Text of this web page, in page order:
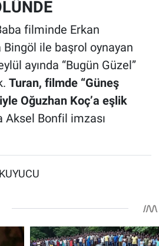
filminde Erkan
ile başrol oynayan
ayında “Bugün Güzel”
Turan, filmde “Güneş
Oğuzhan Koç’a eşlik
Aksel Bonfil imzası